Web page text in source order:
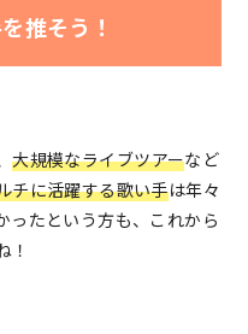
推そう！
大規模なライブツアーなど
チに活躍する歌い手は年々
ったという方も、これから
！